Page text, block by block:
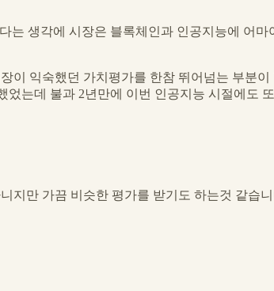
생각에 시장은 블록체인과 인공지능에 어
이 익숙했던 가치평가를 한참 뛰어넘는 부분
는데 불과 2년만에 이번 인공지능 시절에도
지만 가끔 비슷한 평가를 받기도 하는것 같습